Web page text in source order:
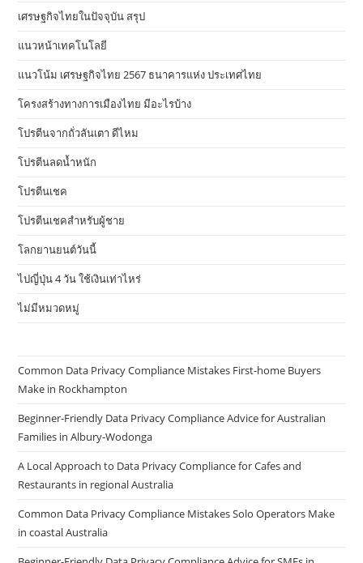
เศรษฐกิจไทยในปัจจุบัน สรุป
แนวหน้าเทคโนโลยี
แนวโน้ม เศรษฐกิจไทย 2567 ธนาคารแห่ง ประเทศไทย
โครงสร้างทางการเมืองไทย มีอะไรบ้าง
โปรตีนจากถั่วลันเตา ดีไหม
โปรตีนลดน้ำหนัก
โปรตีนเชค
โปรตีนเชคสำหรับผู้ชาย
โลกยานยนต์วันนี้
ไปญี่ปุ่น 4 วัน ใช้เงินเท่าไหร่
ไม่มีหมวดหมู่
Common Data Privacy Compliance Mistakes First-home Buyers
Make in Rockhampton
Beginner-Friendly Data Privacy Compliance Advice for Australian
Families in Albury-Wodonga
A Local Approach to Data Privacy Compliance for Cafes and
Restaurants in regional Australia
Common Data Privacy Compliance Mistakes Solo Operators Make
in coastal Australia